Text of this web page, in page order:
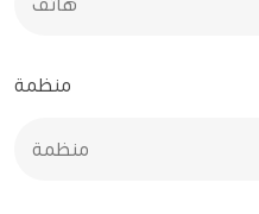
منظمة